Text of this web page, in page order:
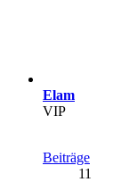
Elam
VIP
Beiträge
11